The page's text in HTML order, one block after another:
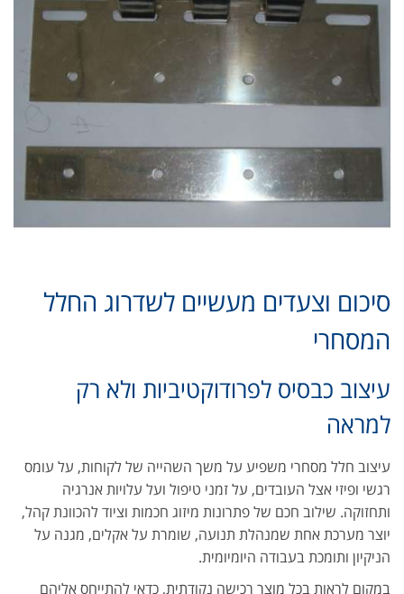
סיכום וצעדים מעשיים לשדרוג החלל
המסחרי
עיצוב כבסיס לפרודוקטיביות ולא רק
למראה
עיצוב חלל מסחרי משפיע על משך השהייה של לקוחות, על עומס
רגשי ופיזי אצל העובדים, על זמני טיפול ועל עלויות אנרגיה
ותחזוקה. שילוב חכם של פתרונות מיזוג חכמות וציוד להכוונת קהל,
יוצר מערכת אחת שמנהלת תנועה, שומרת על אקלים, מגנה על
הניקיון ותומכת בעבודה היומיומית.
במקום לראות בכל מוצר רכישה נקודתית, כדאי להתייחס אליהם